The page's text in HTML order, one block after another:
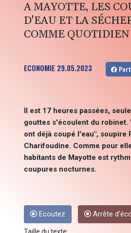
A MAYOTTE, LES
D'EAU ET LA
COMME QUOTIDIEN
ECONOMIE 29.05.2023
Il est 17 heures passées,
gouttes s'écoulent du robinet.
ont déjà coupé l'eau", soupire
Charifoudine. Comme pour
habitants de Mayotte est
coupures nocturnes.
Ecoutez Arrête